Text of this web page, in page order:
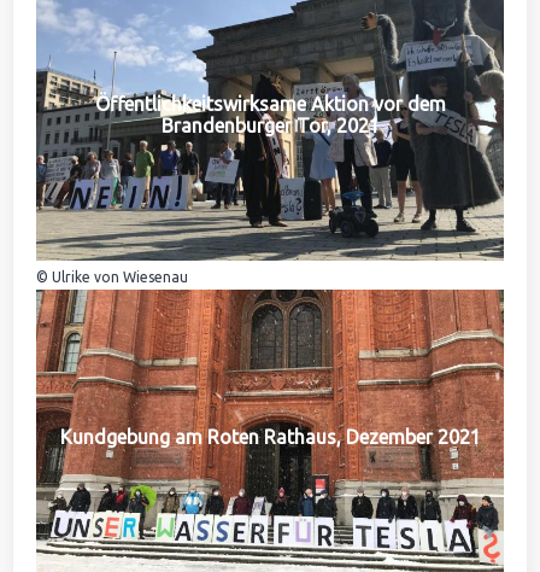
Öffentlichkeitswirksame Aktion vor dem
Brandenburger Tor, 2021
© Ulrike von Wiesenau
Kundgebung am Roten Rathaus, Dezember 2021